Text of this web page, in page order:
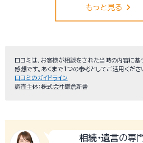
もっと見る keyboard_arrow_right
口コミは、お客様が相談をされた当時の内容に基
感想です。あくまで１つの参考としてご活用くださ
口コミのガイドライン
調査主体：株式会社鎌倉新書
相続・遺言の専